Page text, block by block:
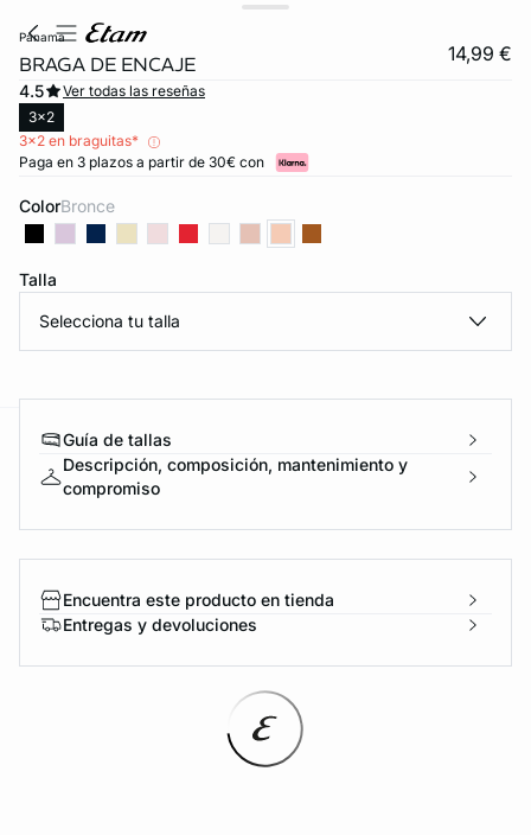
panama
BRAGA DE ENCAJE 14,99 €
4.5
Ver todas las reseñas
3x2
3x2 en braguitas*
Paga en 3 plazos a partir de 30€ con
Color bronce
Talla
Selecciona tu talla
Guía de tallas
Descripción, composición, mantenimiento y
compromiso
Encuentra este producto en tienda
Entregas y devoluciones